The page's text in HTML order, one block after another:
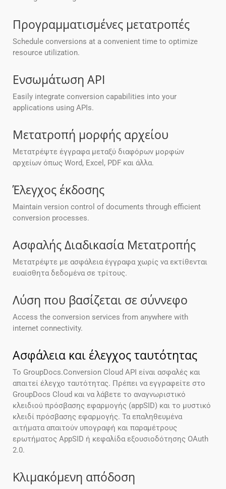
Προγραμματισμένες μετατροπές
Schedule conversions at a convenient time to optimize
resource utilization.
Ενσωμάτωση API
Easily integrate conversion capabilities into your
applications using APIs.
Μετατροπή μορφής αρχείου
Μετατρέψτε έγγραφα μεταξύ διαφόρων μορφών
αρχείων όπως Word, Excel, PDF και άλλα.
Έλεγχος έκδοσης
Maintain version control of documents through efficient
conversion processes.
Ασφαλής Διαδικασία Μετατροπής
Μετατρέψτε με ασφάλεια έγγραφα χωρίς να εκτίθενται
ευαίσθητα δεδομένα σε τρίτους.
Λύση που βασίζεται σε σύννεφο
Access the conversion services from anywhere with
internet connectivity.
Ασφάλεια και έλεγχος ταυτότητας
Το GroupDocs.Conversion Cloud API είναι ασφαλές και
απαιτεί έλεγχο ταυτότητας. Πρέπει να εγγραφείτε στο
GroupDocs Cloud και να λάβετε το αναγνωριστικό
κλειδιού πρόσβασης εφαρμογής (appSID) και το μυστικό
κλειδί πρόσβασης εφαρμογής. Τα επαληθευμένα
αιτήματα απαιτούν υπογραφή και παραμέτρους
ερωτήματος AppSID ή κεφαλίδα εξουσιοδότησης OAuth
2.0.
Κλιμακόμενη απόδοση